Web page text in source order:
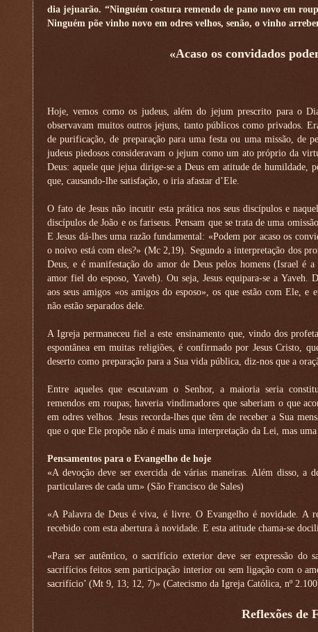
dia jejuarão. “Ninguém costura remendo de pano novo em
Ninguém põe vinho novo em odres velhos, senão, o vinho
«Acaso os convidados
Hoje, vemos como os judeus, além do jejum prescrito para o
observavam muitos outros jejuns, tanto públicos como privados.
de purificação, de preparação para uma festa ou uma missão, de
judeus piedosos consideravam o jejum como um ato próprio da
Deus: aquele que jejua dirige-se a Deus em atitude de humildade,
que, causando-lhe satisfação, o iria afastar d’Ele.
O fato de Jesus não incutir esta prática nos seus discípulos e
discípulos de João e os fariseus. Pensam que se trata de uma
E Jesus dá-lhes uma razão fundamental: «Podem por acaso os
o noivo está com eles?» (Mc 2,19). Segundo a interpretação dos
Deus, e é manifestação do amor de Deus pelos homens (Israel é
amor fiel do esposo, Yaveh). Ou seja, Jesus equipara-se a Yaveh.
aos seus amigos «os amigos do esposo», os que estão com Ele, e
não estão separados dele.
A Igreja permaneceu fiel a este ensinamento que, vindo dos
espontânea em muitas religiões, é confirmado por Jesus Cristo,
deserto como preparação para a Sua vida pública, diz-nos que a
Entre aqueles que escutavam o Senhor, a maioria seria
remendos em roupas; haveria vindimadores que saberiam o que
em odres velhos. Jesus recorda-lhes que têm de receber a Sua
que o que Ele propõe não é mais uma interpretação da Lei, mas uma
Pensamentos para o Evangelho de hoje
«A devoção deve ser exercida de várias maneiras. Além disso, a
particulares de cada um» (São Francisco de Sales)
«A Palavra de Deus é viva, é livre. O Evangelho é novidade. A
recebido com esta abertura à novidade. E esta atitude chama-se
«Para ser autêntico, o sacrifício exterior deve ser expressão
sacrifícios feitos sem participação interior ou sem ligação com o
sacrifício’ (Mt 9, 13; 12, 7)» (Catecismo da Igreja Católica, nº
Reflexões de